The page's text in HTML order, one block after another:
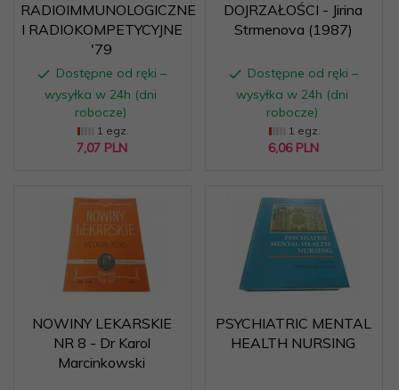
RADIOIMMUNOLOGICZNE
I RADIOKOMPETYCYJNE
'79
Dostępne od ręki –
wysyłka w 24h (dni
robocze)
1 egz.
7,07 PLN
DOJRZAŁOŚCI - Jirina
Strmenova (1987)
Dostępne od ręki –
wysyłka w 24h (dni
robocze)
1 egz.
6,06 PLN
NOWINY LEKARSKIE
NR 8 - Dr Karol
Marcinkowski
PSYCHIATRIC MENTAL
HEALTH NURSING